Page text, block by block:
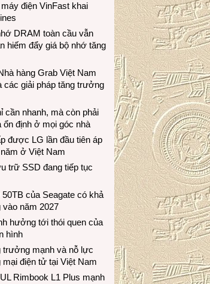
điện VinFast khai
DRAM toàn cầu vẫn
hiếm đẩy giá bộ nhớ tăng
hàng Grab Việt Nam
các giải pháp tăng trưởng
cần nhanh, mà còn phải
ổn định ở mọi góc nhà
được LG lần đầu tiên áp
ở Việt Nam
trữ SSD đang tiếp tục
của Seagate có khả
năm 2027
hưởng tới thói quen của
hình
trưởng mạnh và nỗ lực
điện tử tại Việt Nam
Rimbook L1 Plus mạnh